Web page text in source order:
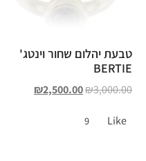
טבעת יהלום שחור וינטג'
BERTIE
₪3,000.00
₪2,500.00
Like
9